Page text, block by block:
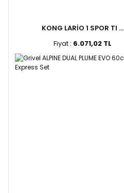
KONG LARİO 1 SPOR TI ...
Fiyat : 6.071,02 TL